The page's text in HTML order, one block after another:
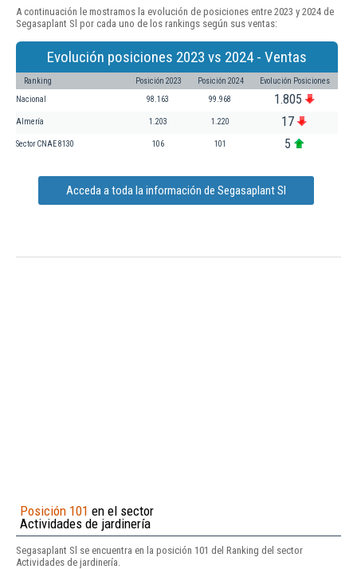
A continuación le mostramos la evolución de posiciones entre 2023 y 2024 de
Segasaplant Sl por cada uno de los rankings según sus ventas:
Evolución posiciones 2023 vs 2024 - Ventas
Ranking Posición 2023 Posición 2024 Evolución Posiciones
Nacional 98.163 99.968 1.805
Almería 1.203 1.220 17
Sector CNAE 8130 106 101 5
Acceda a toda la información de Segasaplant Sl
Posición 101 en el sector
Actividades de jardinería
Segasaplant Sl se encuentra en la posición 101 del Ranking del sector
Actividades de jardinería.